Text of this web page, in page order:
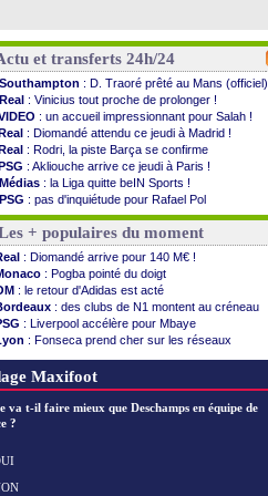
et transferts 24h/24
Southampton : D. Traoré prêté au Mans (officiel)
Real : Vinicius tout proche de prolonger !
: un accueil impressionnant pour Salah !
: Diomandé attendu ce jeudi à Madrid !
: Rodri, la piste Barça se confirme
: Akliouche arrive ce jeudi à Paris !
Médias : la Liga quitte beIN Sports !
PSG : pas d'inquiétude pour Rafael Pol
Real: ça se complique pour Rodri !
Barça: Ferran Torres donne son feu vert au ...
FIFA: des excuses après le projet
Abha: c'est fait pour Fekir (officiel)
Real: réponse imminente de Vinicius
Arsenal: Nørgaard transféré à Everton (off.)
Al-Ahli: Deschamps a discuté !
PSG : Luis Enrique satisfait malgré tout
: Pogba pointé du doigt
: une offre de Fulham pour Aït Boudlal
: Nzonzi avait des pistes en L1
+ populaires du moment
: Diomandé arrive pour 140 M€ !
: Pogba pointé du doigt
: le retour d'Adidas est acté
: des clubs de N1 montent au créneau
: Liverpool accélère pour Mbaye
: Fonseca prend cher sur les réseaux
: une nouvelle offre pour Vinicius
Maxifoot
va t-il faire mieux que Deschamps en équipe de
?